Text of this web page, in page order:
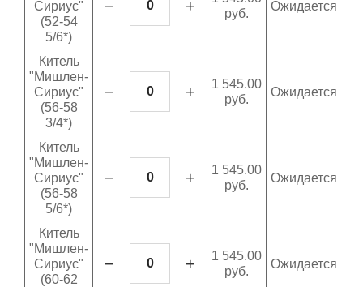
Сириус"
(52-54
5/6*)
− +
руб.
Ожидается
Китель
"Мишлен-
Сириус"
(56-58
3/4*)
− +
1 545.00
руб.
Ожидается
Китель
"Мишлен-
Сириус"
(56-58
5/6*)
− +
1 545.00
руб.
Ожидается
Китель
"Мишлен-
Сириус"
(60-62
− +
1 545.00
руб.
Ожидается